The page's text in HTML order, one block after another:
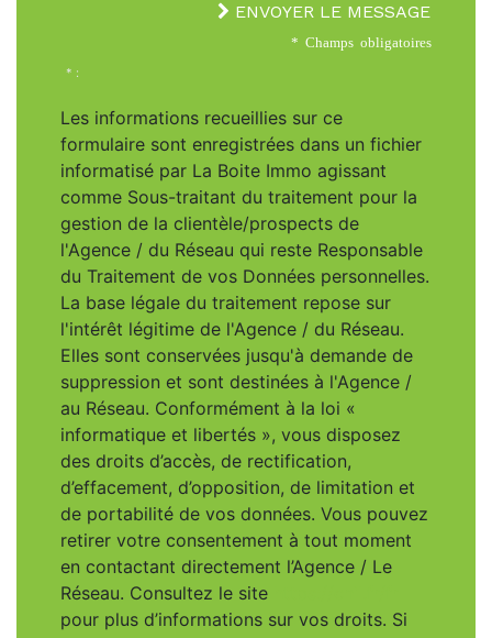
ENVOYER LE MESSAGE
* Champs obligatoires
* :
Les informations recueillies sur ce
formulaire sont enregistrées dans un fichier
informatisé par La Boite Immo agissant
comme Sous-traitant du traitement pour la
gestion de la clientèle/prospects de
l'Agence / du Réseau qui reste Responsable
du Traitement de vos Données personnelles.
La base légale du traitement repose sur
l'intérêt légitime de l'Agence / du Réseau.
Elles sont conservées jusqu'à demande de
suppression et sont destinées à l'Agence /
au Réseau. Conformément à la loi «
informatique et libertés », vous disposez
des droits d’accès, de rectification,
d’effacement, d’opposition, de limitation et
de portabilité de vos données. Vous pouvez
retirer votre consentement à tout moment
en contactant directement l’Agence / Le
Réseau. Consultez le site
pour plus d’informations sur vos droits. Si